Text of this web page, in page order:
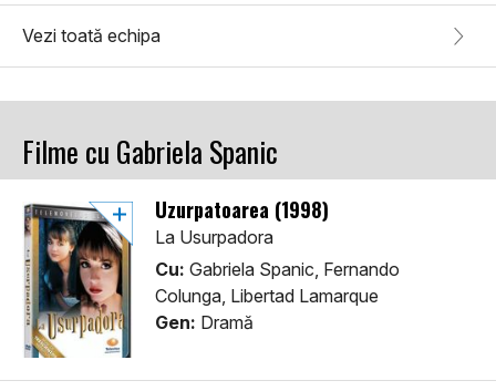
Vezi toată echipa
Filme cu Gabriela Spanic
Uzurpatoarea (1998)
La Usurpadora
Cu: Gabriela Spanic, Fernando
Colunga, Libertad Lamarque
Gen: Dramă